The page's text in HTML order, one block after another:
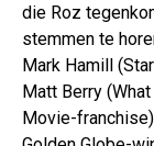
die Roz
stemmen te
Mark Hamill
Matt Berry
Movie-